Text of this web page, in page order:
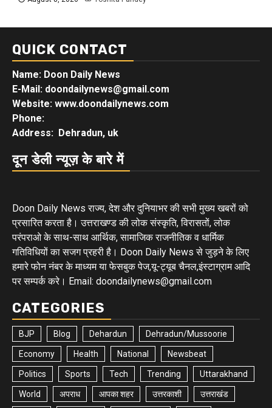
QUICK CONTACT
Name: Doon Daily News
E-Mail: doondailynews@gmail.com
Website: www.doondailynews.com
Phone:
Address: Dehradun, uk
दून डेली न्यूज़ के बारे में
Doon Daily News राज्य, देश और दुनियाभर की सभी मुख्य खबरों को
प्रसारित करता है। उत्तराखण्ड की लोक संस्कृति, विरासतों, लोक
परंपराओ के साथ-साथ आर्थिक, सामाजिक राजनीतिक व धार्मिक
गतिविधियों का सजग प्रहरी है। Doon Daily News से जुड़ने के लिए
हमारे फोन नंबर के माध्यम या फेसबुक पेज,यू-ट्यूब चैनल,इंस्टाग्राम आदि
पर सम्पर्क करे। Email: doondailynews@gmail.com
CATEGORIES
BJP Blog Dehardun Dehradun/Mussoorie
Economy Health National Newsbeat
Politics Sports Tech Trending Uttarakhand
World अपराध आपका शहर उत्तरकाशी उत्तराखंड